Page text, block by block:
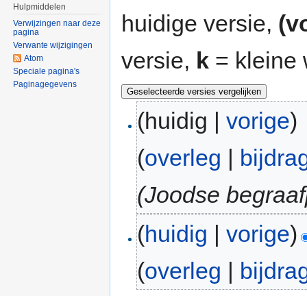
huidige versie,
versie, k = kleine
(huidig |vorige)
(overleg |
(Joodse
(huidig |vorige)
(overleg
Hulpmiddelen
Verwijzingen naar deze
pagina
Verwante wijzigingen
Atom
Speciale pagina's
Paginagegevens